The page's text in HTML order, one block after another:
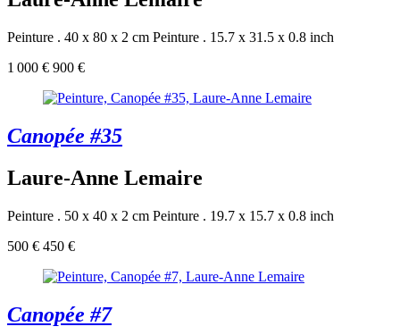
Peinture . 40 x 80 x 2 cm Peinture . 15.7 x 31.5 x 0.8 inch
1 000 € 900 €
Canopée #35
Laure-Anne Lemaire
Peinture . 50 x 40 x 2 cm Peinture . 19.7 x 15.7 x 0.8 inch
500 € 450 €
Canopée #7